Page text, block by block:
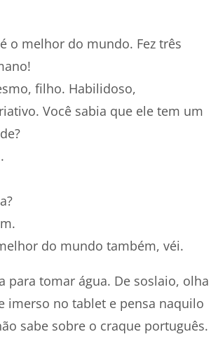
o melhor do mundo. Fez três
filho. Habilidoso,
Você sabia que ele tem um
do mundo também, véi.
para tomar água. De soslaio, olha
imerso no tablet e pensa naquilo
sabe sobre o craque português.